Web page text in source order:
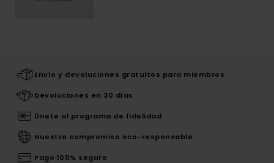
Envío y devoluciones gratuitos para miembros
Devoluciones en 30 días
Únete al programa de fidelidad
Nuestro compromiso eco-responsable
Pago 100% seguro